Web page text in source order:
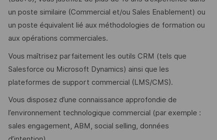
un poste similaire (Commercial et/ou Sales Enablement) ou
un poste équivalent lié aux méthodologies de formation ou
aux opérations commerciales.
Vous maîtrisez parfaitement les outils CRM (tels que
Salesforce ou Microsoft Dynamics) ainsi que les
plateformes de support commercial (LMS/CMS).
Vous disposez d’une connaissance approfondie de
l’environnement technologique commercial (par exemple :
sales engagement, ABM, social selling, données